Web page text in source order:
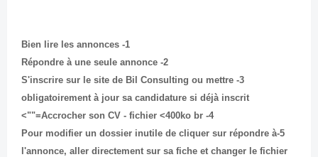
1- Bien lire les annonces
2- Répondre à une seule annonce
3- S'inscrire sur le site de Bil Consulting ou mettre
obligatoirement à jour sa candidature si déjà inscrit
4- Accrocher son CV - fichier <400ko br="">
5-Pour modifier un dossier inutile de cliquer sur répondre à
l'annonce, aller directement sur sa fiche et changer le fichier